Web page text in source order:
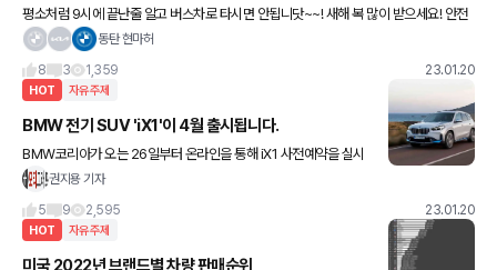
평소처럼 9시에 끝난줄 알고 버스차로 타시면 안됩니닷~~! 새해 복 많이 받으세요! 안전
한 귀성길 되세요!!동탄 현마허
8
3 1,359 23.01.20
HOT 자유주제
BMW 전기 SUV 'iX1'이 4월 출시됩니다.
BMW코리아가 오는 26일부터 온라인을 통해 iX1 사전예약을 실시
합니다. 가격은 6600만원부터..!
권지용 기자
5
9 2,595 23.01.20
HOT 자유주제